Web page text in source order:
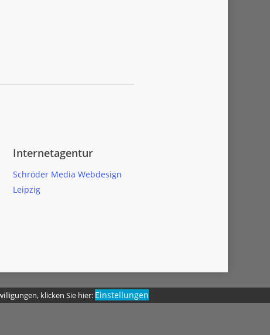
Internetagentur
Schröder Media Webdesign
Leipzig
klicken Sie hier: Einstellungen